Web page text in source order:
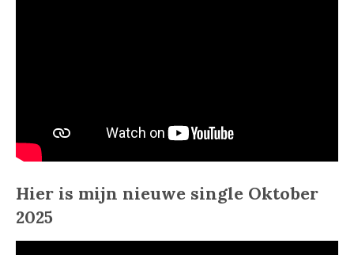
Hier is mijn nieuwe single Oktober
2025